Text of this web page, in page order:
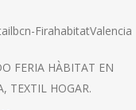
FERIA HÀBITAT EN
TEXTIL HOGAR.